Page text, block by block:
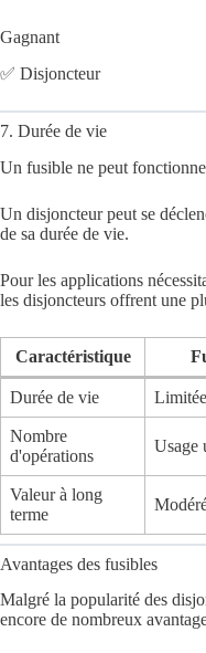
Gagnant
✅ Disjoncteur
7. Durée de vie
Un fusible ne peut
Un disjoncteur peut se
de sa durée de vie.
Pour les applications
les disjoncteurs offrent une
Caractéristique
Durée de vie Limitée
Nombre
d'opérations
Usage
Valeur à long
terme
Avantages des fusibles
Malgré la popularité des
encore de nombreux